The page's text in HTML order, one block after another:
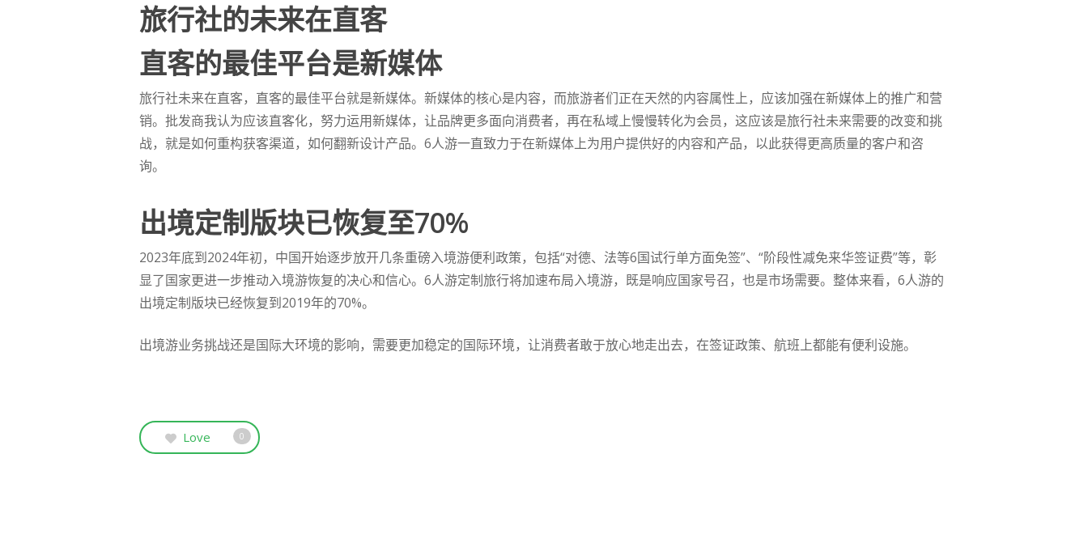
旅行社的未来在直客
直客的最佳平台是新媒体
旅行社未来在直客，直客的最佳平台就是新媒体。新媒体的核心是内容，而旅游者们正在天然的内容属性上，应该加强在新媒体上的推广和营
销。批发商我认为应该直客化，努力运用新媒体，让品牌更多面向消费者，再在私域上慢慢转化为会员，这应该是旅行社未来需要的改变和挑
战，就是如何重构获客渠道，如何翻新设计产品。6人游一直致力于在新媒体上为用户提供好的内容和产品，以此获得更高质量的客户和咨
询。
出境定制版块已恢复至70%
2023年底到2024年初，中国开始逐步放开几条重磅入境游便利政策，包括“对德、法等6国试行单方面免签”、“阶段性减免来华签证费”等，彰
显了国家更进一步推动入境游恢复的决心和信心。6人游定制旅行将加速布局入境游，既是响应国家号召，也是市场需要。整体来看，6人游的
出境定制版块已经恢复到2019年的70%。
出境游业务挑战还是国际大环境的影响，需要更加稳定的国际环境，让消费者敢于放心地走出去，在签证政策、航班上都能有便利设施。
Love 0